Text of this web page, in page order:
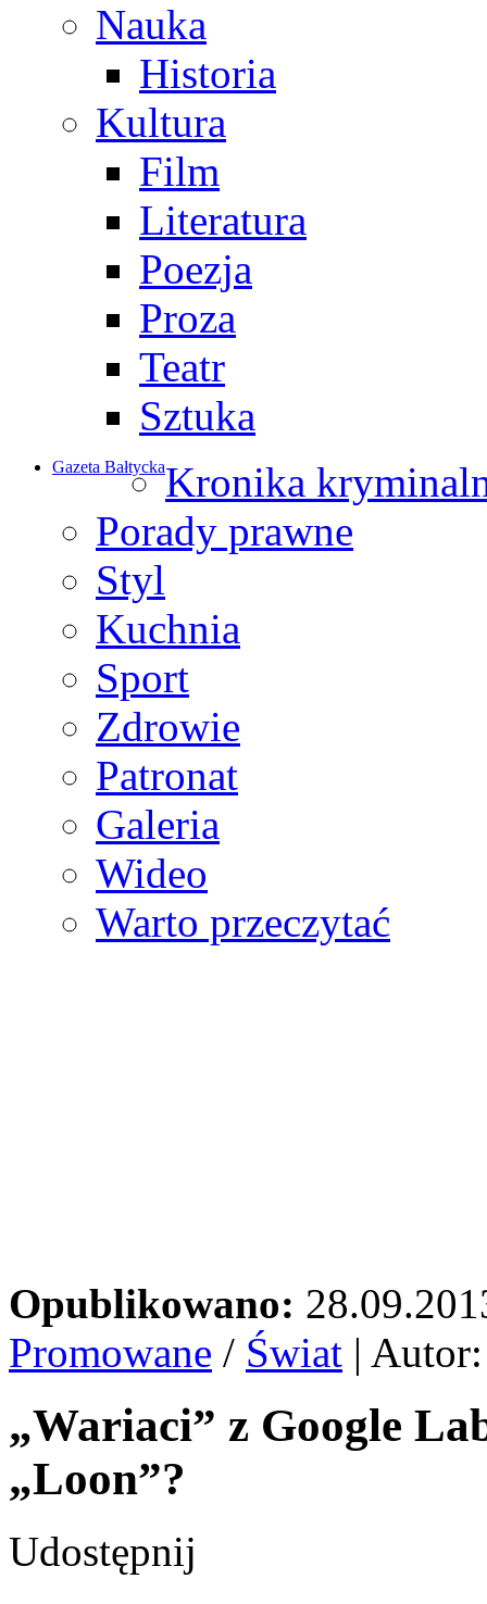
Nauka
Historia
Kultura
Film
Literatura
Poezja
Proza
Teatr
Sztuka
Gazeta BałtyckaKronika
Porady prawne
Styl
Kuchnia
Sport
Zdrowie
Patronat
Galeria
Wideo
Warto przeczytać
Opublikowano:
Promowane / Świat |
„Wariaci” z Google
„Loon”?
Udostępnij